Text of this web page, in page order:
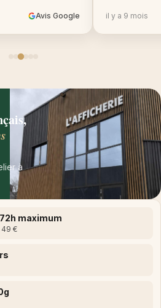
Avis Google il y a 9 mois
à
maximum
€